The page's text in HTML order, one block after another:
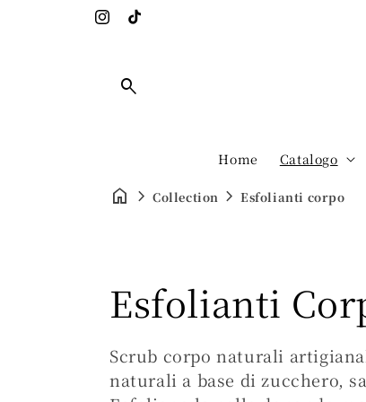
Instagram
Tiktok
Spedizione Express Italia e Europa
Home Catalogo
Collection Esfolianti corpo
C
o
Esfolianti
Scrub corpo naturali
naturali a base di zucchero,